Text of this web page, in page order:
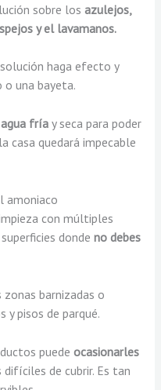
sobre los azulejos,
y el lavamanos.
haga efecto y
una bayeta.
fríay seca para poder
casa quedará impecable
amoniaco
con múltiples
donde no debes
barnizadas o
y pisos de parqué.
puede ocasionarles
de cubrir. Es tan